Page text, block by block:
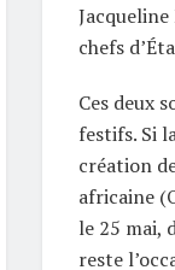
chefs
Ces deux
festifs. Si
création
africaine
le 25 mai,
reste